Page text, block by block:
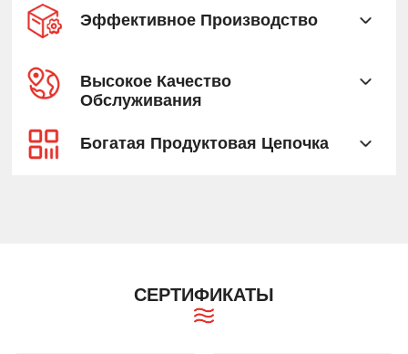
Эффективное Производство
Высокое Качество
Обслуживания
Богатая Продуктовая Цепочка
СЕРТИФИКАТЫ